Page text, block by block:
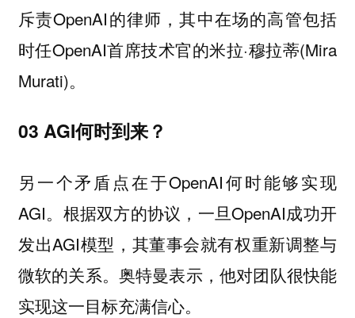
斥责OpenAI的律师，其中在场的高管包括
时任OpenAI首席技术官的米拉·穆拉蒂(Mira
Murati)。
03 AGI何时到来？
另一个矛盾点在于OpenAI何时能够实现
AGI。根据双方的协议，一旦OpenAI成功开
发出AGI模型，其董事会就有权重新调整与
微软的关系。奥特曼表示，他对团队很快能
实现这一目标充满信心。